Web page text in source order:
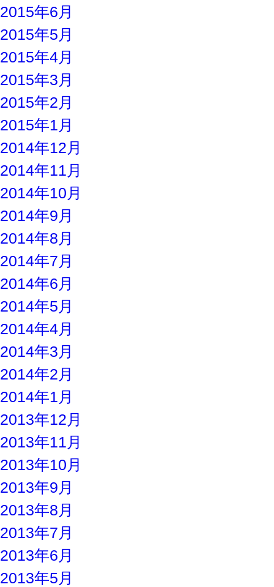
2015年6月
2015年5月
2015年4月
2015年3月
2015年2月
2015年1月
2014年12月
2014年11月
2014年10月
2014年9月
2014年8月
2014年7月
2014年6月
2014年5月
2014年4月
2014年3月
2014年2月
2014年1月
2013年12月
2013年11月
2013年10月
2013年9月
2013年8月
2013年7月
2013年6月
2013年5月